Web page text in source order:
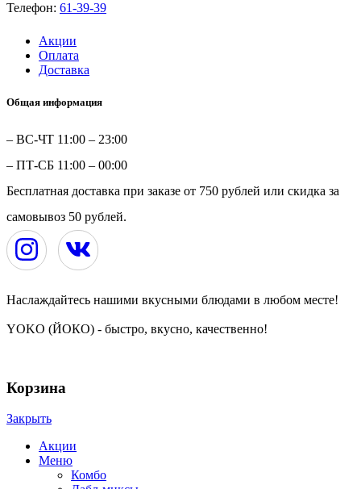
Телефон: 61-39-39
Акции
Оплата
Доставка
Общая информация
– ВС-ЧТ 11:00 – 23:00
– ПТ-СБ 11:00 – 00:00
Бесплатная доставка при заказе от 750 рублей или скидка за
самовывоз 50 рублей.
Наслаждайтесь нашими вкусными блюдами в любом месте!
YOKO (ЙОКО) - быстро, вкусно, качественно!
Корзина
Закрыть
Акции
Меню
Комбо